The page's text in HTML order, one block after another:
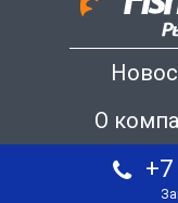
О
+7